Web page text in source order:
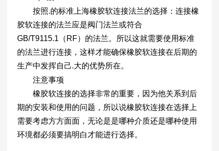
按照.的标准上海橡胶软连接法兰的选择：连接橡
胶软连接的法兰应是阀门法兰或符合
GB/T9115.1（RF）的法兰。所以这就需要使用标准
的法兰进行连接，这样才能确保橡胶软连接在后期的
生产中发挥自己.大的优势所在。
注意事项
橡胶软连接的选择非常的重要，因为他关系到后
期的安装和使用的问题，所以说橡胶软连接在选择上
需要考虑方方面面，无论是是哪种介质还是哪种使用
环境都必须要搞明白才能进行选择。